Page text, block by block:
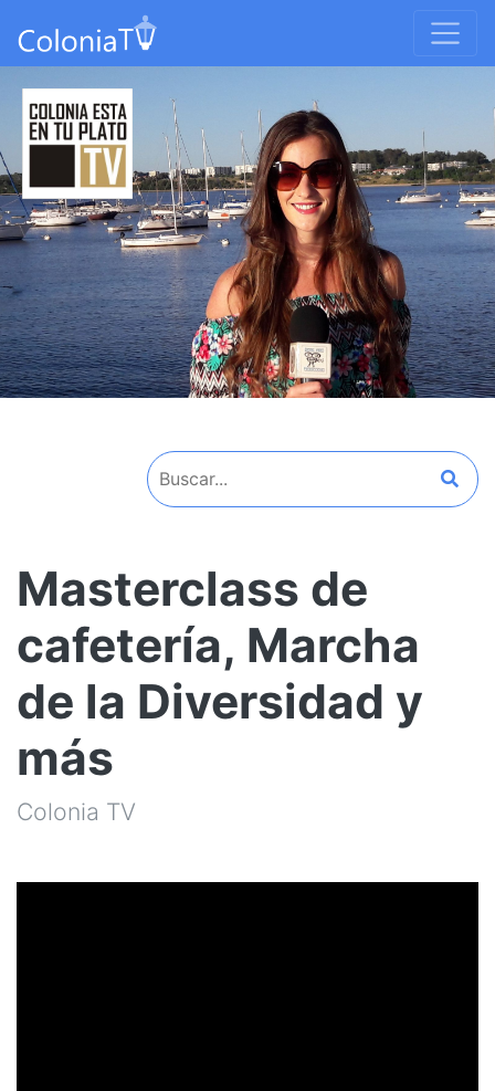
Masterclass de
cafetería, Marcha
de la Diversidad y
más
Colonia TV